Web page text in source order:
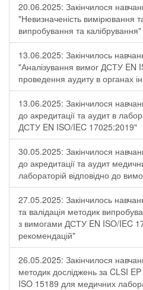
20.06.2025: Закінчилося
"Невизначеність вимірювання
випробування та калібрування"
13.06.2025: Закінчилось
"Аналізування вимог ДСТУ EN
проведення аудиту в органах
13.06.2025: Закінчилося
до акредитації та аудит в
ДСТУ EN ISO/IEC 17025:2019"
30.05.2025: Закінчилося
до акредитації та аудит
лабораторій відповідно до
27.05.2025: Закінчилось
та валідація методик
з вимогами ДСТУ EN ISO/IEC
рекомендацій"
26.05.2025: Закінчилося
методик досліджень за CLSI
ISO 15189 для медичних